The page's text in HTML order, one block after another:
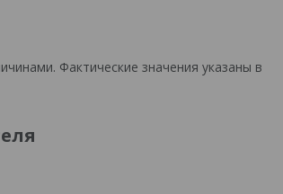
Фактические значения указаны в